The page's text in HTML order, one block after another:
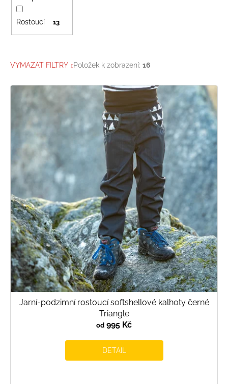
Rostoucí 13
VYMAZAT FILTRY Položek k zobrazení: 16
V
i
p
o
d
u
k
t
ů
Jarní-podzimní rostoucí softshellové kalhoty černé
Triangle
od 995 Kč
DETAIL